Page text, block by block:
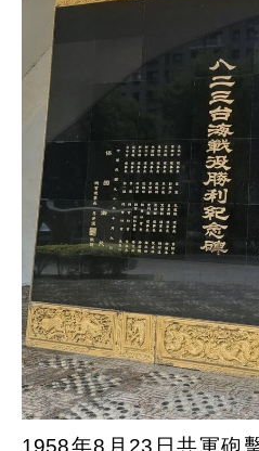
1958年8 月 23 日共軍砲